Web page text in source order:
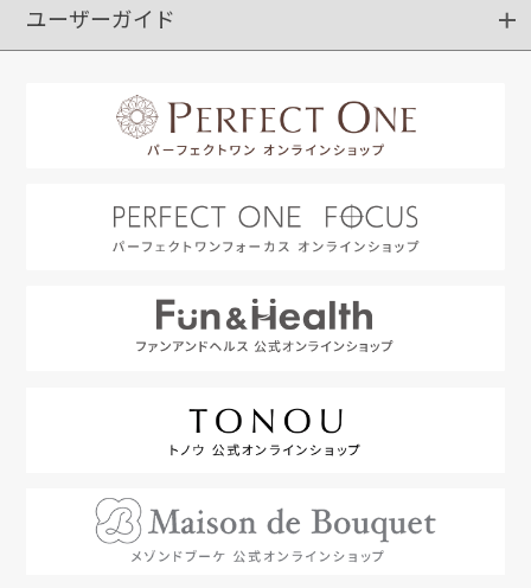
定期購入
ポイントサービス
お知らせメール
ユーザーガイド